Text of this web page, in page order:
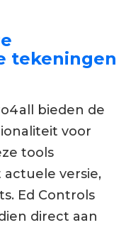
tekeningen
bieden de
voor
tools
actuele versie,
Ed Controls
direct aan